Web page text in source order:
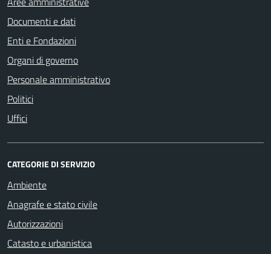
Documenti e dati
Enti e Fondazioni
Organi di governo
Personale amministrativo
Politici
Uffici
CATEGORIE DI SERVIZIO
Ambiente
Anagrafe e stato civile
Autorizzazioni
Catasto e urbanistica